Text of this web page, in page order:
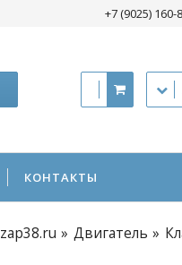
+7 (9025) 160-
КОНТАКТЫ
zap38.ru Двигатель